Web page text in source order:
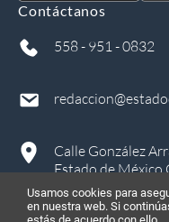
Contáctanos
558 - 951 - 0832
Calle González
Estado de México
Usamos cookies para
en nuestra web. Si